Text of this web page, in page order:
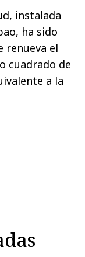
instalada
ha sido
renueva el
cuadrado de
a la